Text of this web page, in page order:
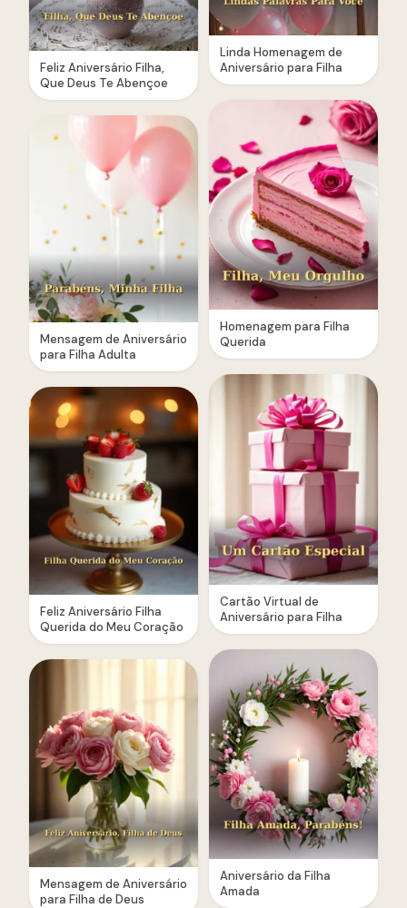
Feliz Aniversário Filha,
Que Deus Te Abençoe
Mensagem de Aniversário
para Filha Adulta
Feliz Aniversário Filha
Querida do Meu Coração
Mensagem de Aniversário
para Filha de Deus
Linda Homenagem de
Aniversário para Filha
Homenagem para Filha
Querida
Cartão Virtual de
Aniversário para Filha
Aniversário da Filha
Amada